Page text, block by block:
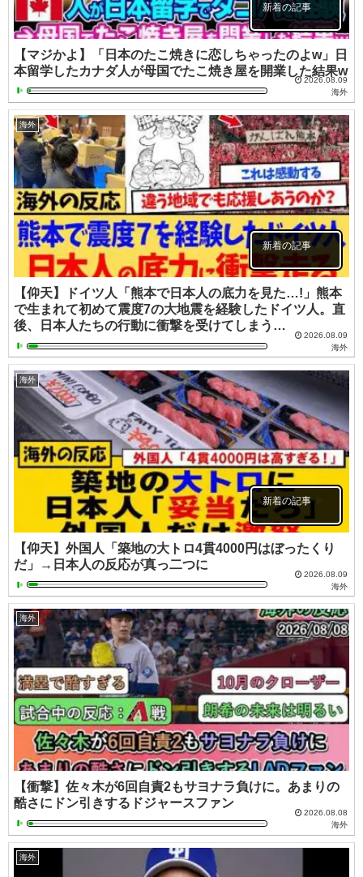
新着の記事
【マジかよ】「日本のたこ焼きに恋しちゃったのよw」日
本留学したカナダ人が母国でたこ焼き屋を開業した結果w
2026.08.09
海外
海外
新着の記事
【仰天】ドイツ人「熊本で日本人の底力を見た…!」熊本
で生まれて初めて震度7の大地震を経験したドイツ人。直
後、日本人たちの行動に衝撃を受けてしまう…
2026.08.09
海外
海外
新着の記事
【仰天】外国人「築地の大トロ4貫4000円はぼったくり
だ」→日本人の反応が真っ二つに
2026.08.09
海外
海外
【衝撃】佐々木が6回自責2もサヨナラ負けに。あまりの
酷さにドン引きするドジャースファン
2026.08.08
海外
海外